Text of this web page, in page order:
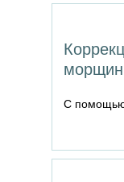
морщин
С помощью